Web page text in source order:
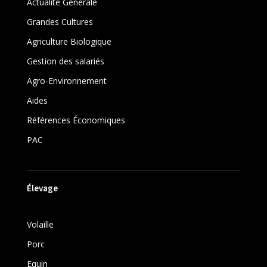
Grandes Cultures
Agriculture Biologique
Gestion des salariés
Agro-Environnement
Aides
Références Économiques
PAC
Élevage
Volaille
Porc
Equin